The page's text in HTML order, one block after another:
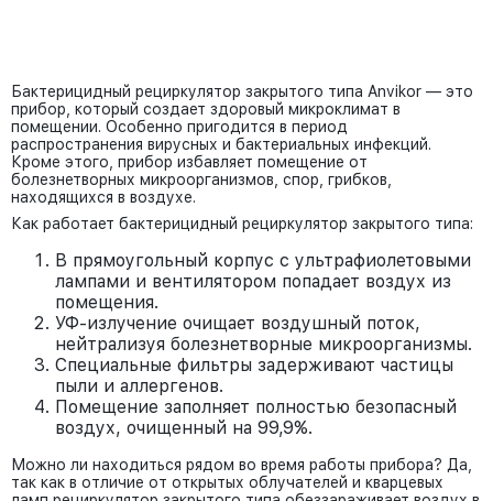
Бактерицидный рециркулятор закрытого типа Anvikor — это
прибор, который создает здоровый микроклимат в
помещении. Особенно пригодится в период
распространения вирусных и бактериальных инфекций.
Кроме этого, прибор избавляет помещение от
болезнетворных микроорганизмов, спор, грибков,
находящихся в воздухе.
Как работает бактерицидный рециркулятор закрытого типа:
В прямоугольный корпус с ультрафиолетовыми
лампами и вентилятором попадает воздух из
помещения.
УФ-излучение очищает воздушный поток,
нейтрализуя болезнетворные микроорганизмы.
Специальные фильтры задерживают частицы
пыли и аллергенов.
Помещение заполняет полностью безопасный
воздух, очищенный на 99,9%.
Можно ли находиться рядом во время работы прибора? Да,
так как в отличие от открытых облучателей и кварцевых